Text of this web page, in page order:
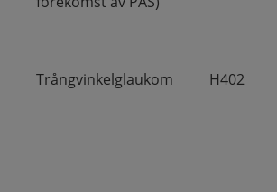
Trångvinkelglaukom H402